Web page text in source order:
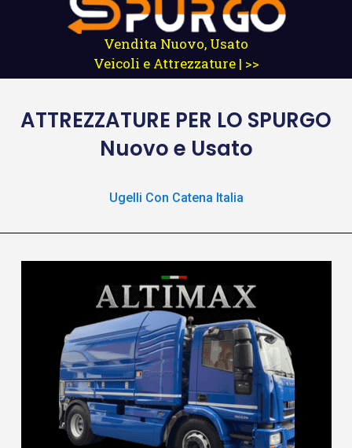
Vendita Nuovo, Usato
Veicoli e Attrezzature | >>
ATTREZZATURE PER LO SPURGO
Nuovo e Usato
Ugelli Con Catena Italia